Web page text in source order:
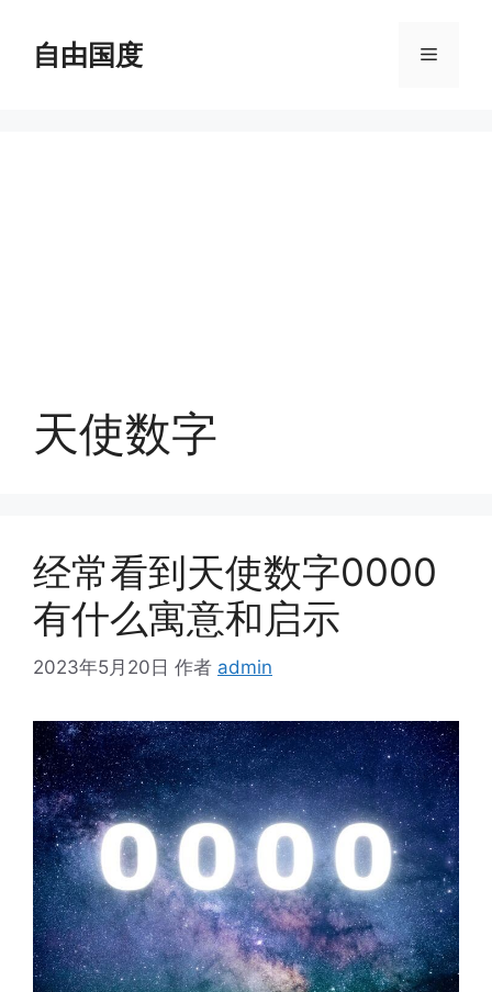
自由国度 菜
天使数字
经常看到天使数字0000
有什么寓意和启示
2023年5月20日 作者 admin